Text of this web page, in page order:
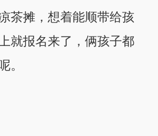
茶摊，想着能顺带给孩
就报名来了，俩孩子都
。